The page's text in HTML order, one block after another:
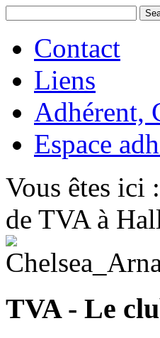
Contact
Liens
Adhérent,
Espace
Vous êtes ici :
de TVA à
TVA - Le